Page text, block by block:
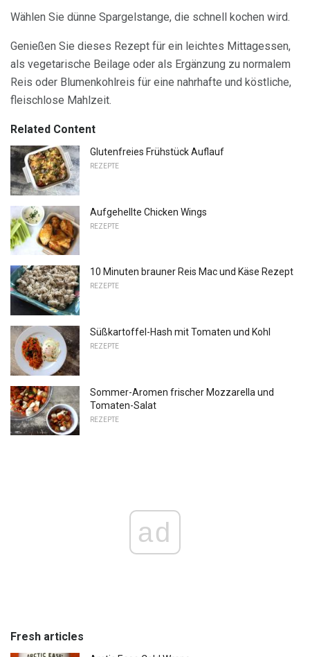
Wählen Sie dünne Spargelstange, die schnell kochen wird.
Genießen Sie dieses Rezept für ein leichtes Mittagessen,
als vegetarische Beilage oder als Ergänzung zu normalem
Reis oder Blumenkohlreis für eine nahrhafte und köstliche,
fleischlose Mahlzeit.
Related Content
Glutenfreies Frühstück Auflauf
REZEPTE
Aufgehellte Chicken Wings
REZEPTE
10 Minuten brauner Reis Mac und Käse Rezept
REZEPTE
Süßkartoffel-Hash mit Tomaten und Kohl
REZEPTE
Sommer-Aromen frischer Mozzarella und
Tomaten-Salat
REZEPTE
ad
Fresh articles